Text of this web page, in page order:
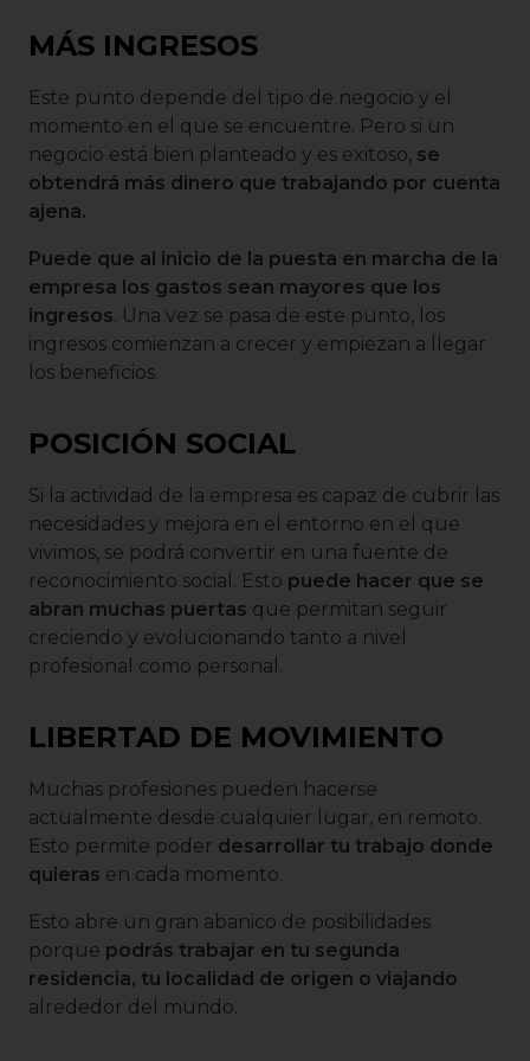
MÁS INGRESOS
Este punto depende del tipo de negocio y el
momento en el que se encuentre. Pero si un
negocio está bien planteado y es exitoso, se
obtendrá más dinero que trabajando por cuenta
ajena.
Puede que al inicio de la puesta en marcha de la
empresa los gastos sean mayores que los
ingresos. Una vez se pasa de este punto, los
ingresos comienzan a crecer y empiezan a llegar
los beneficios.
POSICIÓN SOCIAL
Si la actividad de la empresa es capaz de cubrir las
necesidades y mejora en el entorno en el que
vivimos, se podrá convertir en una fuente de
reconocimiento social. Esto puede hacer que se
abran muchas puertas que permitan seguir
creciendo y evolucionando tanto a nivel
profesional como personal.
LIBERTAD DE MOVIMIENTO
Muchas profesiones pueden hacerse
actualmente desde cualquier lugar, en remoto.
Esto permite poder desarrollar tu trabajo donde
quieras en cada momento.
Esto abre un gran abanico de posibilidades
porque podrás trabajar en tu segunda
residencia, tu localidad de origen o viajando
alrededor del mundo.